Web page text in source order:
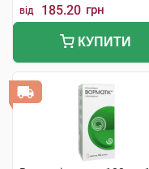
від 185.20 грн
КУПИТИ